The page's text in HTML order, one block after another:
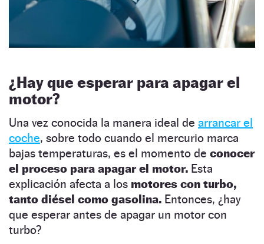
¿Hay que esperar para apagar el
motor?
Una vez conocida la manera ideal de arrancar el
coche, sobre todo cuando el mercurio marca
bajas temperaturas, es el momento de conocer
el proceso para apagar el motor. Esta
explicación afecta a los motores con turbo,
tanto diésel como gasolina. Entonces, ¿hay
que esperar antes de apagar un motor con
turbo?